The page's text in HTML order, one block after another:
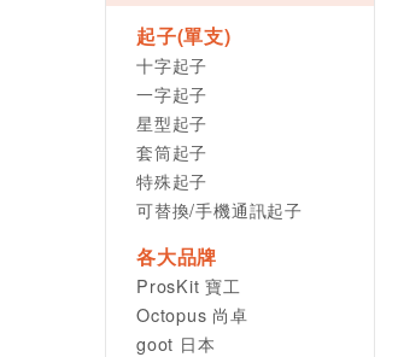
起子(單支)
十字起子
一字起子
星型起子
套筒起子
特殊起子
可替換/手機通訊起子
各大品牌
ProsKit 寶工
Octopus 尚卓
goot 日本